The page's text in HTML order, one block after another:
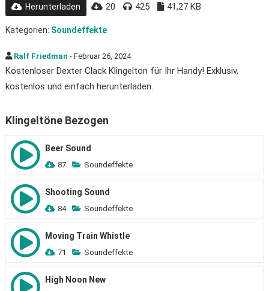
Herunterladen 20 425 41,27 KB
Kategorien: Soundeffekte
Ralf Friedman - Februar 26, 2024
Kostenloser Dexter Clack Klingelton für Ihr Handy! Exklusiv,
kostenlos und einfach herunterladen.
Klingeltöne Bezogen
Beer Sound
87 Soundeffekte
Shooting Sound
84 Soundeffekte
Moving Train Whistle
71 Soundeffekte
High Noon New